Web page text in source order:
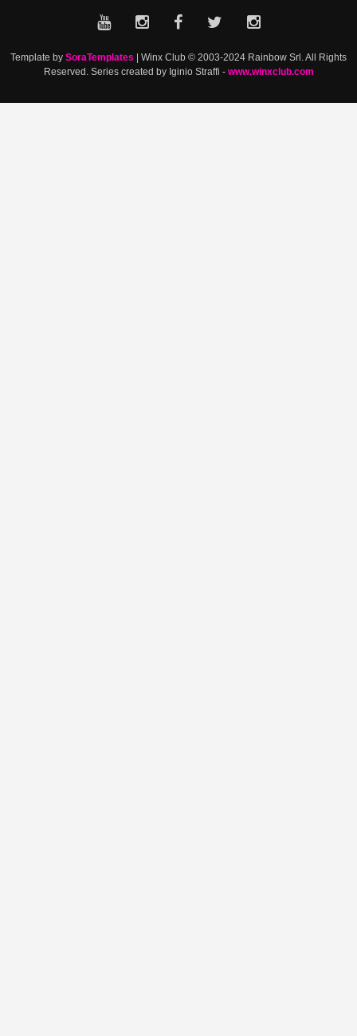
Template by SoraTemplates | Winx Club © 2003-2024 Rainbow Srl. All Rights
Reserved. Series created by Iginio Straffi - www.winxclub.com